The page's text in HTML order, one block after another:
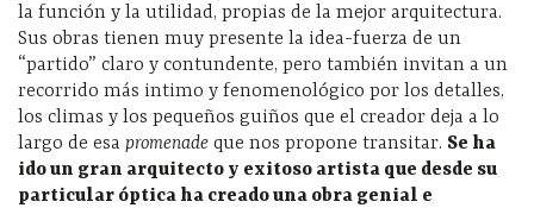
la función y la utilidad, propias de la mejor arquitectura.
Sus obras tienen muy presente la idea-fuerza de un
“partido” claro y contundente, pero también invitan a un
recorrido más intimo y fenomenológico por los detalles,
los climas y los pequeños guiños que el creador deja a lo
largo de esa promenade que nos propone transitar. Se ha
ido un gran arquitecto y exitoso artista que desde su
particular óptica ha creado una obra genial e